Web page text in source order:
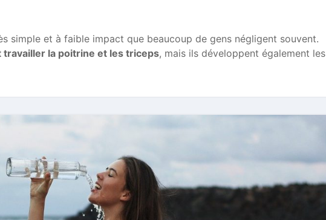
simple et à faible impact que beaucoup de gens négligent souvent.
travailler la poitrine et les triceps, mais ils développent également les